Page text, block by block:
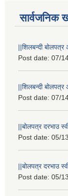
सार्वजनिक
||शिलबन्दी
Post date: 07/
||शिलबन्दी
Post date: 07/
||बोलपत्र दरभाउ
Post date: 05/
||बोलपत्र दरभाउ
Post date: 05/